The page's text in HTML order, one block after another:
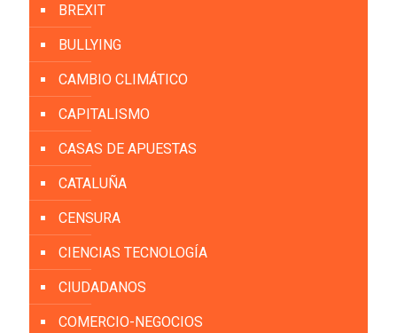
BREXIT
BULLYING
CAMBIO CLIMÁTICO
CAPITALISMO
CASAS DE APUESTAS
CATALUÑA
CENSURA
CIENCIAS TECNOLOGÍA
CIUDADANOS
COMERCIO-NEGOCIOS